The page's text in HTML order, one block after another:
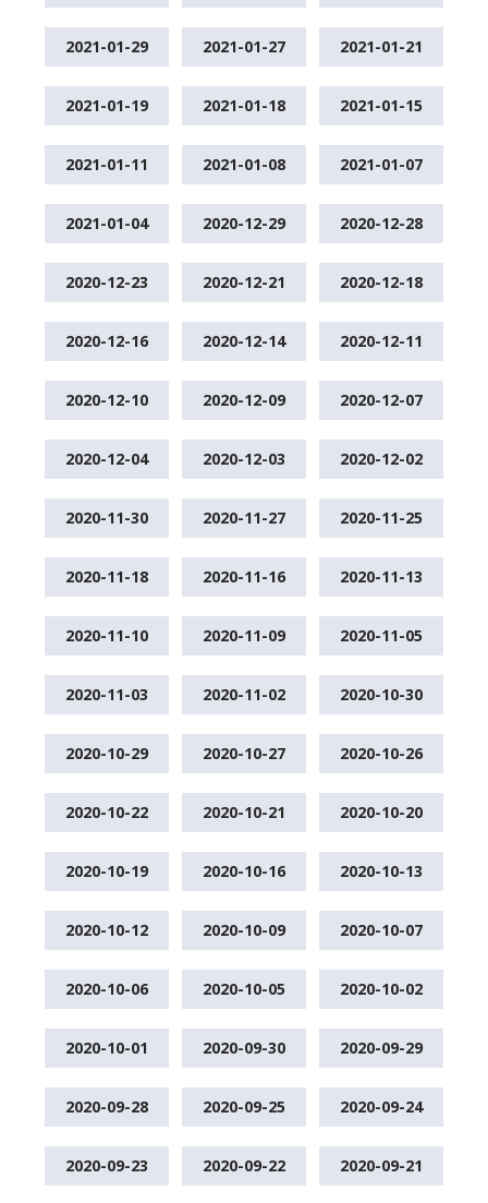
2021-01-29 2021-01-27 2021-01-21
2021-01-19 2021-01-18 2021-01-15
2021-01-11 2021-01-08 2021-01-07
2021-01-04 2020-12-29 2020-12-28
2020-12-23 2020-12-21 2020-12-18
2020-12-16 2020-12-14 2020-12-11
2020-12-10 2020-12-09 2020-12-07
2020-12-04 2020-12-03 2020-12-02
2020-11-30 2020-11-27 2020-11-25
2020-11-18 2020-11-16 2020-11-13
2020-11-10 2020-11-09 2020-11-05
2020-11-03 2020-11-02 2020-10-30
2020-10-29 2020-10-27 2020-10-26
2020-10-22 2020-10-21 2020-10-20
2020-10-19 2020-10-16 2020-10-13
2020-10-12 2020-10-09 2020-10-07
2020-10-06 2020-10-05 2020-10-02
2020-10-01 2020-09-30 2020-09-29
2020-09-28 2020-09-25 2020-09-24
2020-09-23 2020-09-22 2020-09-21